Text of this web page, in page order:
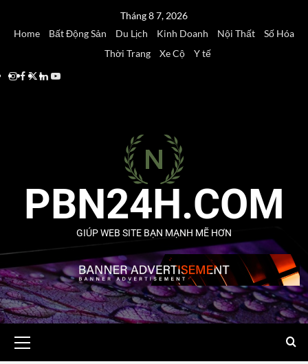
Tháng 8 7, 2026
Home
Bất Động Sản Du Lịch Kinh Doanh Nội Thất
Số Hóa
Thời Trang
Xe Cộ Y tế
PBN24H.COM
GIÚP WEB SITE BẠN MẠNH MẼ HƠN